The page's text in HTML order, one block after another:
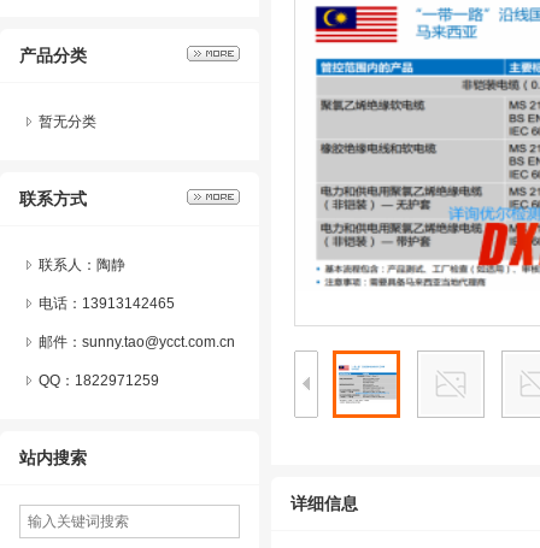
产品分类
暂无分类
联系方式
联系人：陶静
电话：13913142465
邮件：sunny.tao@ycct.com.cn
QQ： 1822971259
站内搜索
详细信息